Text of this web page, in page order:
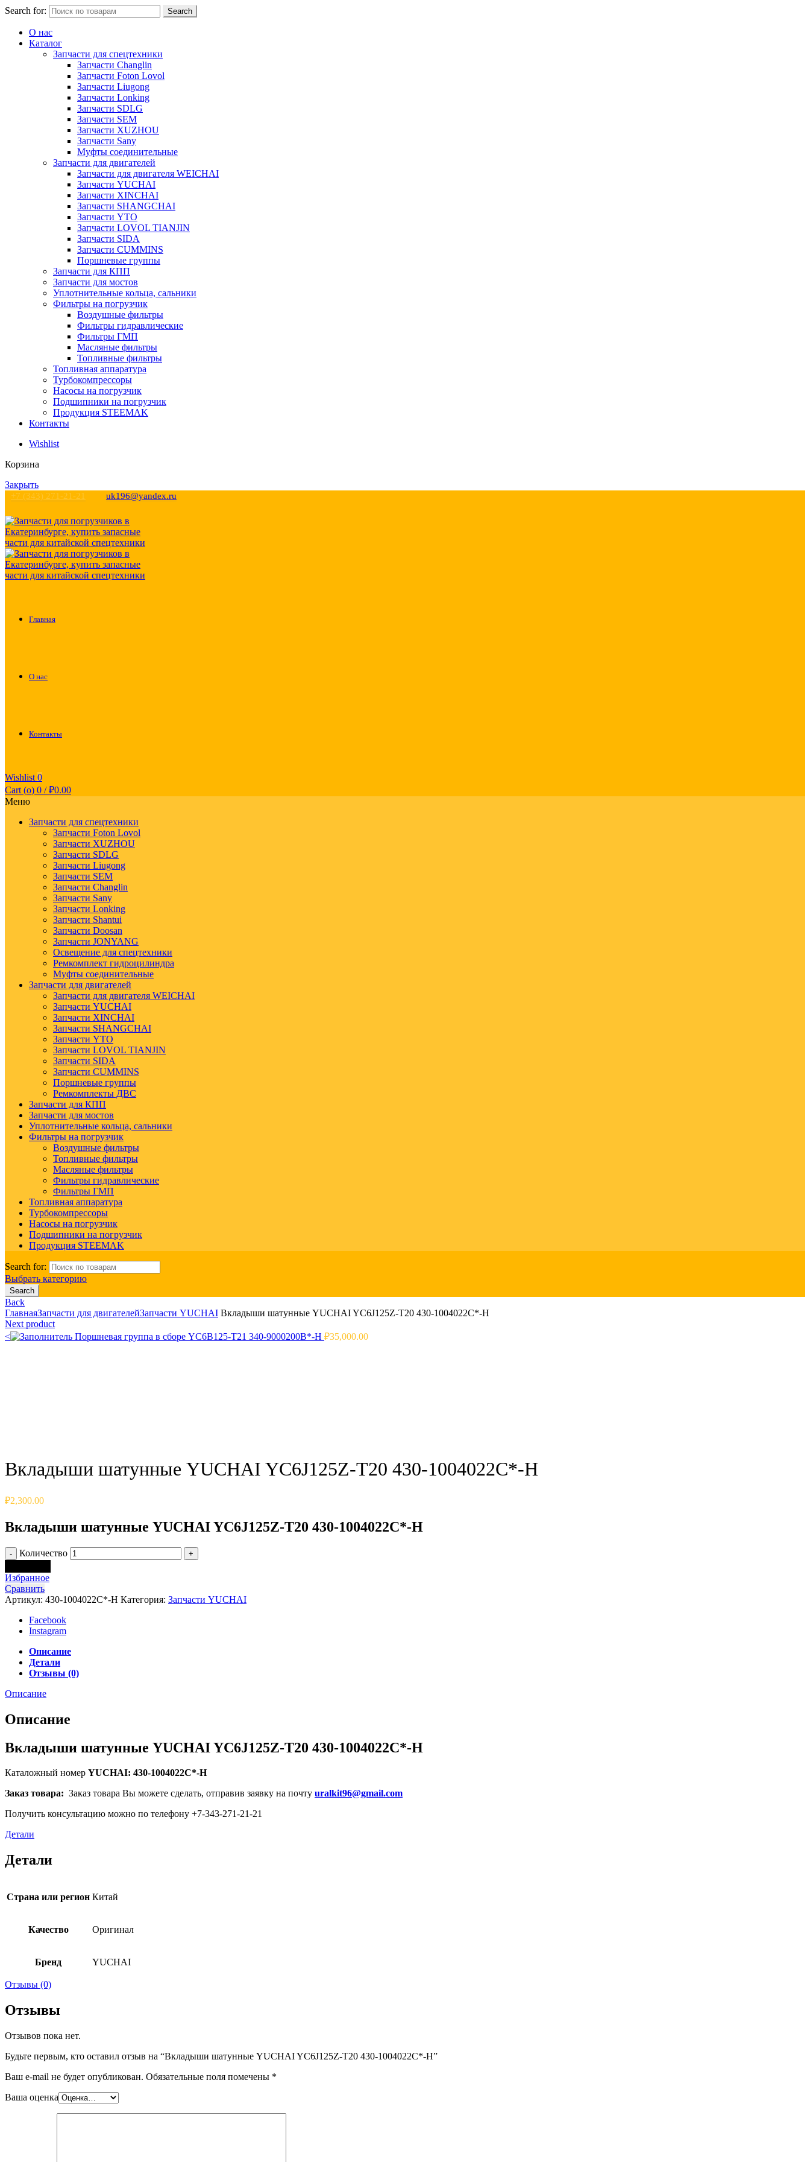
Search for: Search
О нас
Каталог
Запчасти для спецтехники
Запчасти Changlin
Запчасти Foton Lovol
Запчасти Liugong
Запчасти Lonking
Запчасти SDLG
Запчасти SEM
Запчасти XUZHOU
Запчасти Sany
Муфты соединительные
Запчасти для двигателей
Запчасти для двигателя WEICHAI
Запчасти YUCHAI
Запчасти XINCHAI
Запчасти SHANGCHAI
Запчасти YTO
Запчасти LOVOL TIANJIN
Запчасти SIDA
Запчасти CUMMINS
Поршневые группы
Запчасти для КПП
Запчасти для мостов
Уплотнительные кольца, сальники
Фильтры на погрузчик
Воздушные фильтры
Фильтры гидравлические
Фильтры ГМП
Масляные фильтры
Топливные фильтры
Топливная аппаратура
Турбокомпрессоры
Насосы на погрузчик
Подшипники на погрузчик
Продукция STEEMAK
Контакты
Wishlist
Корзина
Закрыть
+7 (343) 271-21-21 uk196@yandex.ru
Главная
О нас
Контакты
Wishlist 0
Cart (o) 0 / ₽0.00
Меню
Запчасти для спецтехники
Запчасти Foton Lovol
Запчасти XUZHOU
Запчасти SDLG
Запчасти Liugong
Запчасти SEM
Запчасти Changlin
Запчасти Sany
Запчасти Lonking
Запчасти Shantui
Запчасти Doosan
Запчасти JONYANG
Освещение для спецтехники
Ремкомплект гидроцилиндра
Муфты соединительные
Запчасти для двигателей
Запчасти для двигателя WEICHAI
Запчасти YUCHAI
Запчасти XINCHAI
Запчасти SHANGCHAI
Запчасти YTO
Запчасти LOVOL TIANJIN
Запчасти SIDA
Запчасти CUMMINS
Поршневые группы
Ремкомплекты ДВС
Запчасти для КПП
Запчасти для мостов
Уплотнительные кольца, сальники
Фильтры на погрузчик
Воздушные фильтры
Топливные фильтры
Масляные фильтры
Фильтры гидравлические
Фильтры ГМП
Топливная аппаратура
Турбокомпрессоры
Насосы на погрузчик
Подшипники на погрузчик
Продукция STEEMAK
Search for:
Выбрать категорию
Search
Back
ГлавнаяЗапчасти для двигателейЗапчасти YUCHAI Вкладыши шатунные YUCHAI YC6J125Z-T20 430-1004022C*-H
Next product
<
Поршневая группа в сборе YC6B125-T21 340-9000200B*-H ₽35,000.00
Вкладыши шатунные YUCHAI YC6J125Z-T20 430-1004022C*-H
₽2,300.00
Вкладыши шатунные YUCHAI YC6J125Z-T20 430-1004022C*-H
Количество
Избранное
Сравнить
Артикул: 430-1004022C*-H Категория: Запчасти YUCHAI
Facebook
Instagram
Описание
Детали
Отзывы (0)
Описание
Описание
Вкладыши шатунные YUCHAI YC6J125Z-T20 430-1004022C*-H
Каталожный номер YUCHAI: 430-1004022C*-H
Заказ товара: Заказ товара Вы можете сделать, отправив заявку на почту uralkit96@gmail.com
Получить консультацию можно по телефону +7-343-271-21-21
Детали
Детали
Страна или регион Китай
Качество Оригинал
Бренд YUCHAI
Отзывы (0)
Отзывы
Отзывов пока нет.
Будьте первым, кто оставил отзыв на “Вкладыши шатунные YUCHAI YC6J125Z-T20 430-1004022C*-H”
Ваш e-mail не будет опубликован. Обязательные поля помечены *
Ваша оценка